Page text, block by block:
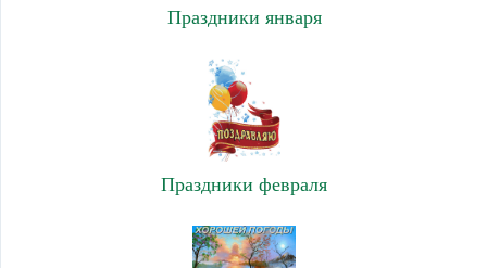
Праздники января
Праздники февраля